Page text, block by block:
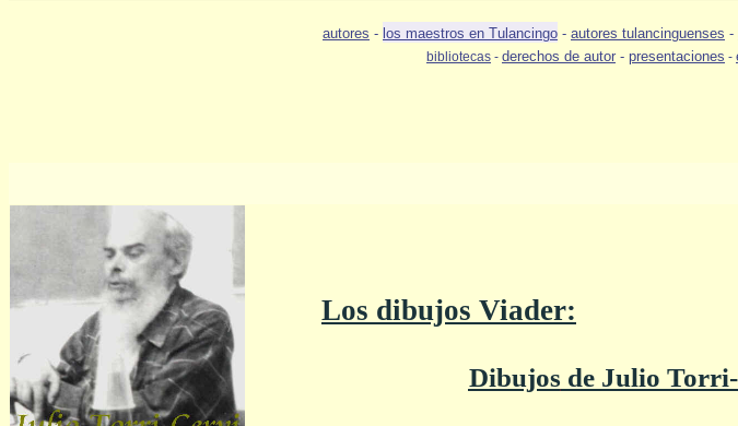
autores - los maestros en Tulancingo - autores tulancinguenses -
bibliotecas - derechos de autor - presentaciones -
Los dibujos Viader:
Dibujos de Julio